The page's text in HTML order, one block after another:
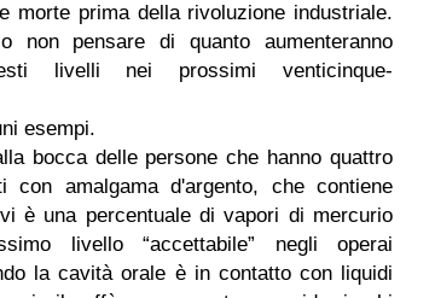
morte prima della rivoluzione industriale.
non pensare di quanto aumenteranno
livelli nei prossimi venticinque-
esempi.
bocca delle persone che hanno quattro
con amalgama d'argento, che contiene
è una percentuale di vapori di mercurio
livello “accettabile” negli operai
la cavità orale è in contatto con liquidi